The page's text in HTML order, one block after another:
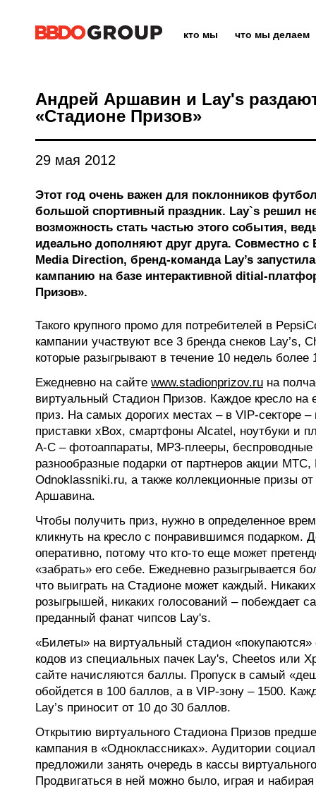
кто мы что мы делаем
Андрей Аршавин и Lay's
«Стадионе Призов»
29 мая 2012
Этот год очень важен для поклонников
большой спортивный праздник. Lay`s решил
возможность стать частью этого события,
идеально дополняют друг друга. Совместно с
Media Direction, бренд-команда Lay’s
кампанию на базе интерактивной ditial-
Призов».
Такого крупного промо для потребителей в
кампании участвуют все 3 бренда снеков Lay’s,
которые разыгрывают в течение 10 недель более
Ежедневно на сайте www.stadionprizov.ru на
виртуальный Стадион Призов. Каждое кресло на
приз. На самых дорогих местах – в VIP-секторе
приставки xBox, смартфоны Alcatel, ноутбуки и
A-C – фотоаппараты, MP3-плееры,
разнообразные подарки от партнеров акции МТС,
Odnoklassniki.ru, а также коллекционные призы
Аршавина.
Чтобы получить приз, нужно в определенное
кликнуть на кресло с понравившимся подарком.
оперативно, потому что кто-то еще может
«забрать» его себе. Ежедневно разыгрывается
что выиграть на Стадионе может каждый.
розыгрышей, никаких голосований – побеждает
преданный фанат чипсов Lay's.
«Билеты» на виртуальный стадион
кодов из специальных пачек Lay's, Cheetos или
сайте начисляются баллы. Пропуск в самый
обойдется в 100 баллов, а в VIP-зону – 1500.
Lay’s приносит от 10 до 30 баллов.
Открытию виртуального Стадиона Призов
кампания в «Одноклассниках». Аудитории
предложили занять очередь в кассы
Продвигаться в ней можно было, играя и